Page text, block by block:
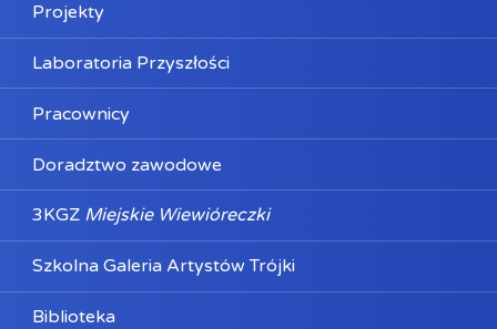
Projekty
Laboratoria Przyszłości
Pracownicy
Doradztwo zawodowe
3KGZ Miejskie Wiewióreczki
Szkolna Galeria Artystów Trójki
Biblioteka